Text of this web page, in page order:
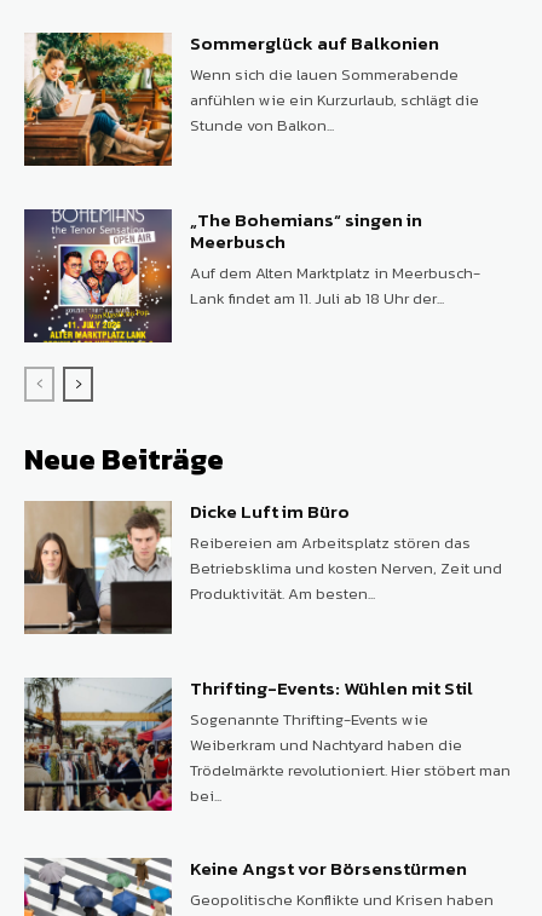
Sommerglück auf Balkonien
Wenn sich die lauen Sommerabende
anfühlen wie ein Kurzurlaub, schlägt die
Stunde von Balkon...
„The Bohemians“ singen in
Meerbusch
Auf dem Alten Marktplatz in Meerbusch-
Lank findet am 11. Juli ab 18 Uhr der...
Neue Beiträge
Dicke Luft im Büro
Reibereien am Arbeitsplatz stören das
Betriebsklima und kosten Nerven, Zeit und
Produktivität. Am besten...
Thrifting-Events: Wühlen mit Stil
Sogenannte Thrifting-Events wie
Weiberkram und Nachtyard haben die
Trödelmärkte revolutioniert. Hier stöbert man
bei...
Keine Angst vor Börsenstürmen
Geopolitische Konflikte und Krisen haben